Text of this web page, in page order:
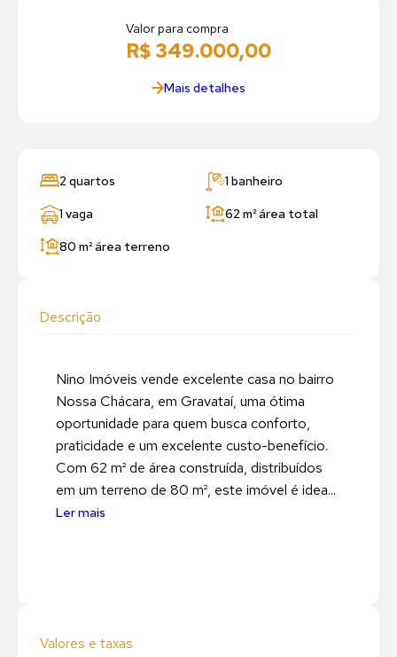
Valor para compra
R$ 349.000,00
Mais detalhes
2 quartos 1 banheiro
1 vaga 62 m²área total
80 m²área terreno
Descrição
Nino Imóveis vende excelente casa no bairro
Nossa Chácara, em Gravataí, uma ótima
oportunidade para quem busca conforto,
praticidade e um excelente custo-benefício.
Com 62 m² de área construída, distribuídos
em um terreno de 80 m², este imóvel é idea...
Ler mais
Valores e taxas